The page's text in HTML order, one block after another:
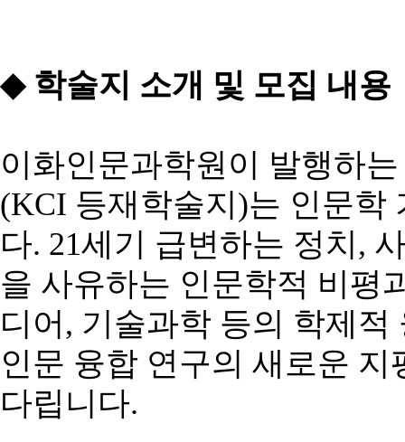
◆ 학술지 소개 및 모집 내용
이화인문과학원이
발행하는
(KCI 등재학술지 )는 인문학
다. 21세기 급변하는 정치 ,
을 사유하는 인문학적 비평
디어 , 기술과학 등의 학제적
인문 융합 연구의 새로운 지
다립니다.